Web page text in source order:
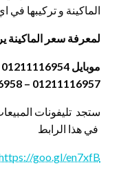
الماكينة و تركيبها في
لمعرفة سعر الماكينة
01211116957 – 01211116958
ستجد تليفونات
في هذا الرابط
goo.gl/en7xfB